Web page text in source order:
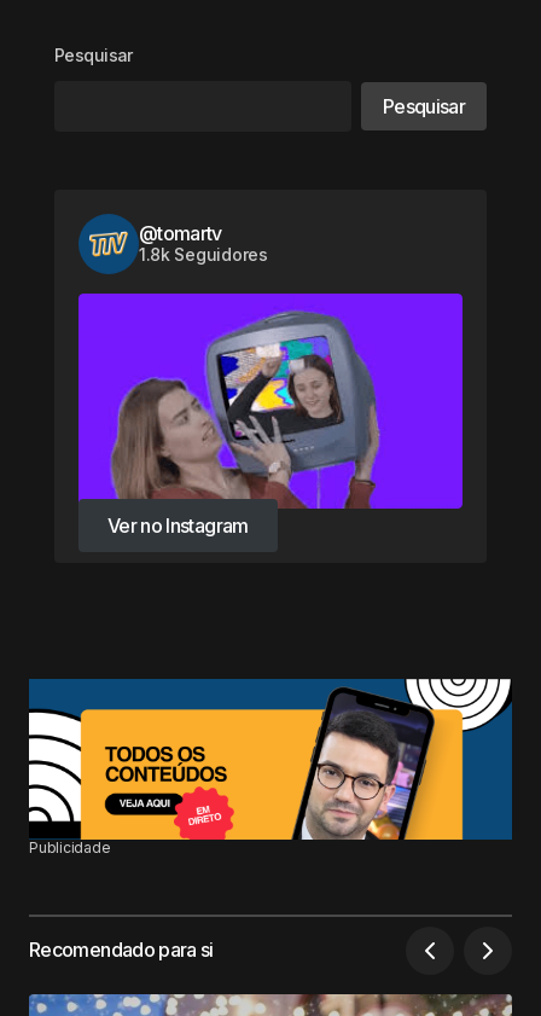
Pesquisar
Pesquisar
@tomartv
1.8k Seguidores
Ver no Instagram
Ver no Instagram
Publicidade
Recomendado para si